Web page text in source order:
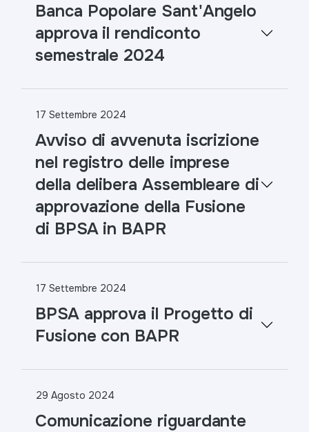
Banca Popolare Sant'Angelo
approva il rendiconto
semestrale 2024
17 Settembre 2024
Avviso di avvenuta iscrizione
nel registro delle imprese
della delibera Assembleare di
approvazione della Fusione
di BPSA in BAPR
17 Settembre 2024
BPSA approva il Progetto di
Fusione con BAPR
29 Agosto 2024
Comunicazione riguardante